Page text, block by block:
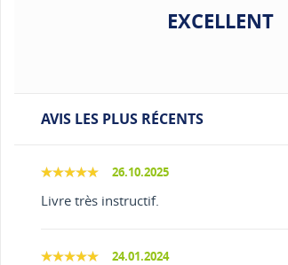
EXCELLENT
AVIS LES PLUS RÉCENTS
26.10.2025
Livre très instructif.
24.01.2024